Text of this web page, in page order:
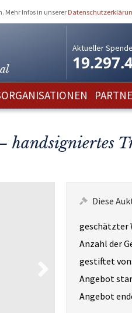
Mehr Infos in unserer
Aktueller
handsigniertes
Diese
geschätzter
Anzahl der
gestiftet von:
Angebot
Angebot